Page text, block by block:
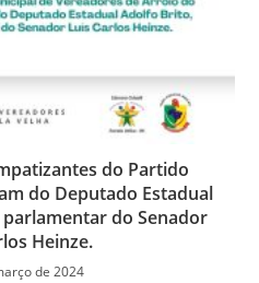
do Partido
do Deputado Estadual
do Senador
Heinze.
de 2024